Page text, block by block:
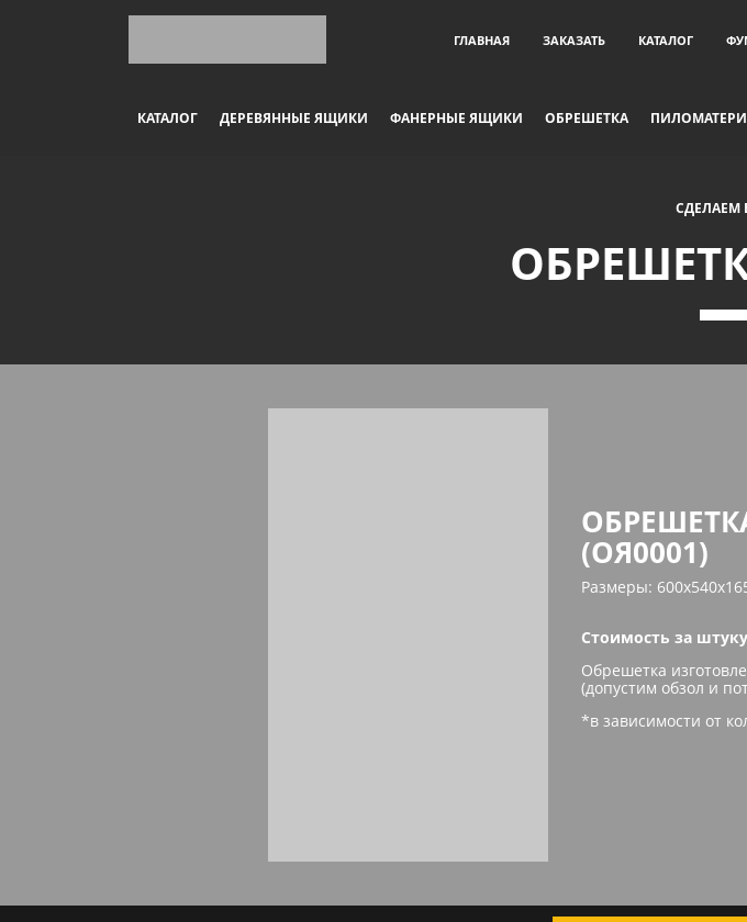
ГЛАВНАЯ ЗАКАЗАТЬ КАТАЛОГ
КАТАЛОГ ДЕРЕВЯННЫЕ ЯЩИКИ ФАНЕРНЫЕ ЯЩИКИ ОБРЕШЕТКА
СДЕЛАЕМ
(ОЯ0001)
Размеры:
Стоимость за
Обрешетка
(допустим обзол и
*в зависимости от